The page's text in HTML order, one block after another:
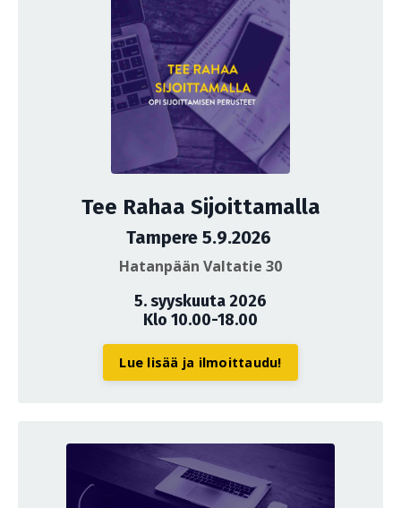
Tee Rahaa Sijoittamalla
Tampere 5.9.2026
Hatanpään Valtatie 30
5. syyskuuta 2026
Klo 10.00-18.00
Lue lisää ja ilmoittaudu!